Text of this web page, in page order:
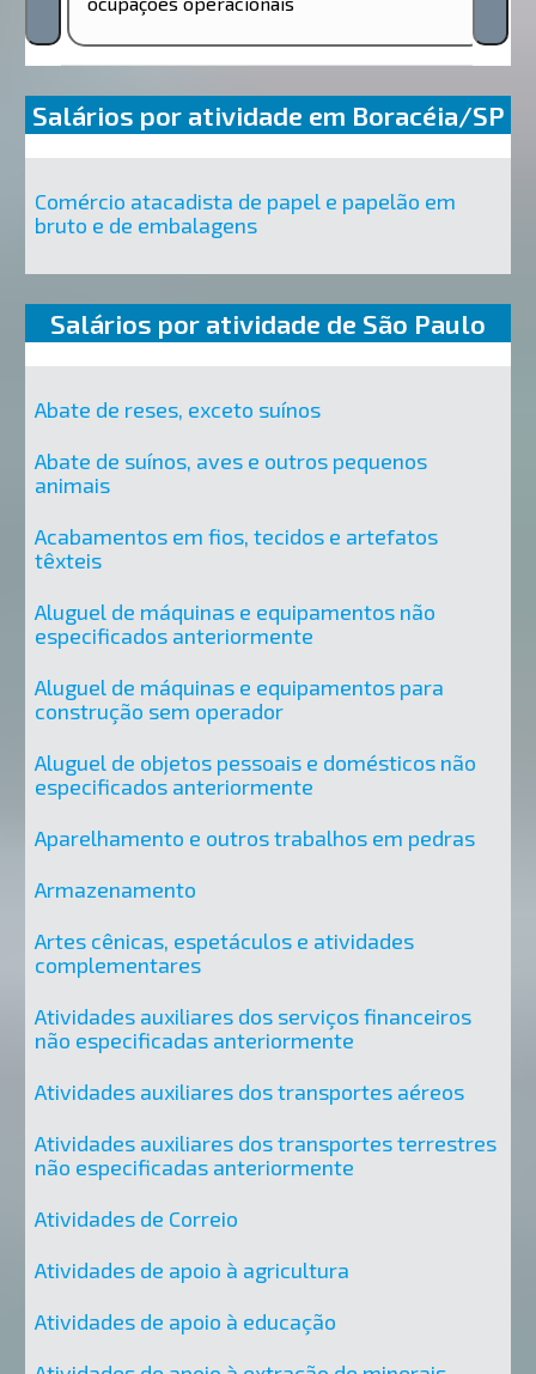
Salários por atividade em Boracéia/SP
Comércio atacadista de papel e papelão em
bruto e de embalagens
Salários por atividade de São Paulo
Abate de reses, exceto suínos
Abate de suínos, aves e outros pequenos
animais
Acabamentos em fios, tecidos e artefatos
têxteis
Aluguel de máquinas e equipamentos não
especificados anteriormente
Aluguel de máquinas e equipamentos para
construção sem operador
Aluguel de objetos pessoais e domésticos não
especificados anteriormente
Aparelhamento e outros trabalhos em pedras
Armazenamento
Artes cênicas, espetáculos e atividades
complementares
Atividades auxiliares dos serviços financeiros
não especificadas anteriormente
Atividades auxiliares dos transportes aéreos
Atividades auxiliares dos transportes terrestres
não especificadas anteriormente
Atividades de Correio
Atividades de apoio à agricultura
Atividades de apoio à educação